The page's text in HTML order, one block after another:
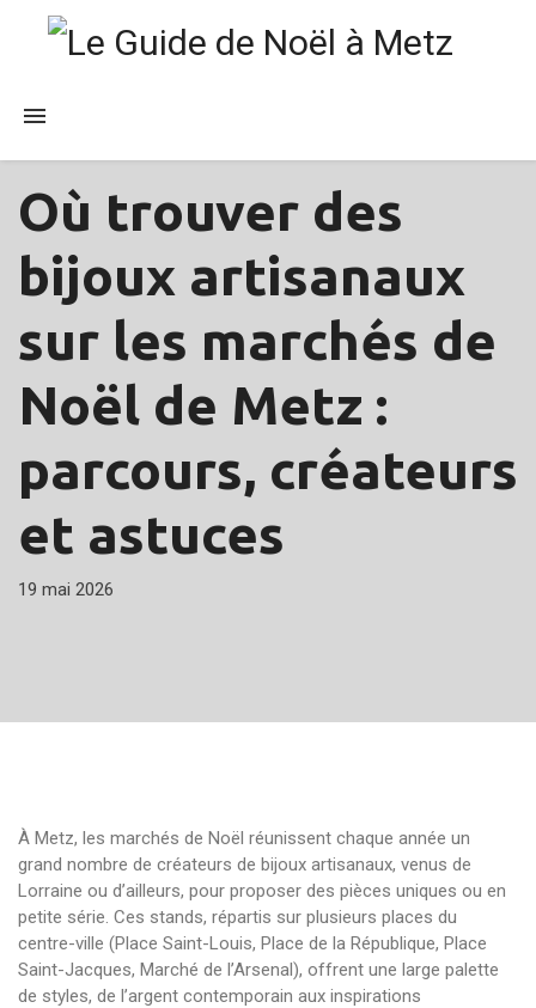
Où trouver des
bijoux artisanaux
sur les marchés de
Noël de Metz :
parcours, créateurs
et astuces
19 mai 2026
À Metz, les marchés de Noël réunissent chaque année un
grand nombre de créateurs de bijoux artisanaux, venus de
Lorraine ou d’ailleurs, pour proposer des pièces uniques ou en
petite série. Ces stands, répartis sur plusieurs places du
centre-ville (Place Saint-Louis, Place de la République, Place
Saint-Jacques, Marché de l’Arsenal), offrent une large palette
de styles, de l’argent contemporain aux inspirations